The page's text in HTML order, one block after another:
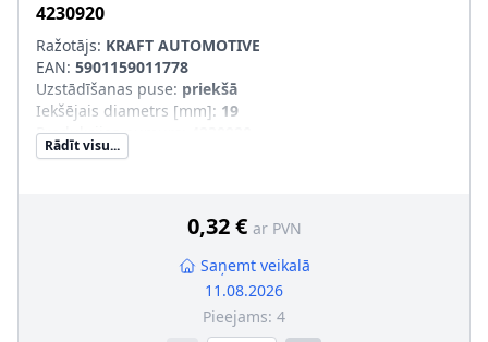
4230920
Ražotājs: KRAFT AUTOMOTIVE
EAN: 5901159011778
Uzstādīšanas puse: priekšā
Iekšējais diametrs [mm]: 19
Produkcijas numurs
Rādīt visu...
0,32 € ar PVN
Saņemt veikalā
11.08.2026
Pieejams: 4